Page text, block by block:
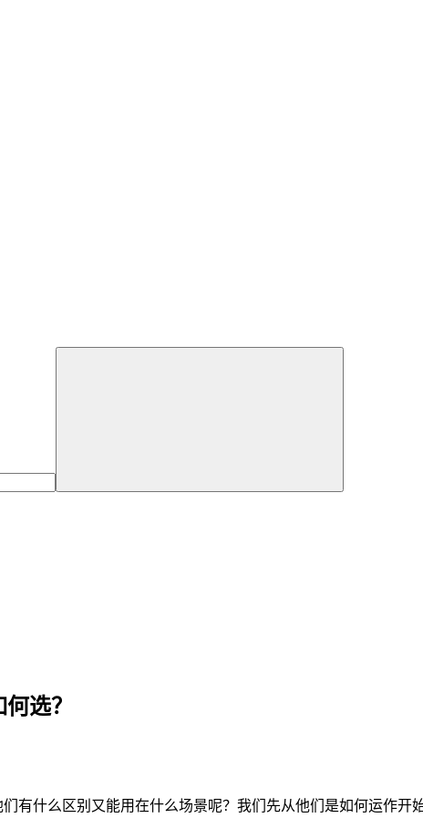
选？
有什么区别又能用在什么场景呢？我们先从他们是如何运作开